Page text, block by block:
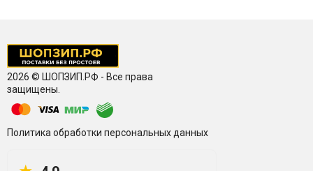
2026 © ШОПЗИП.РФ - Все права
защищены.
Политика обработки персональных данных